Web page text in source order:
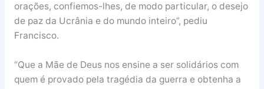
orações, confiemos-lhes, de modo particular, o desejo
de paz da Ucrânia e do mundo inteiro”, pediu
Francisco.
“Que a Mãe de Deus nos ensine a ser solidários com
quem é provado pela tragédia da guerra e obtenha a